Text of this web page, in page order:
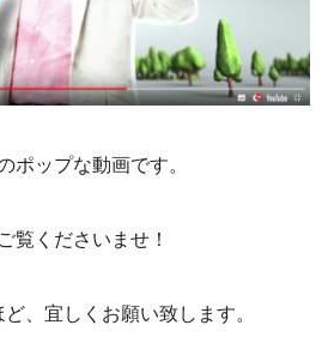
ポップな動画です。
覧くださいませ！
、宜しくお願い致します。